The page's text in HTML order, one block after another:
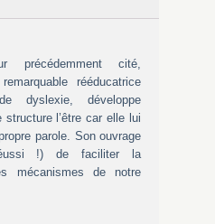
précédemment cité,
rééducatrice
dyslexie, développe
l’être car elle lui
parole. Son ouvrage
!) de faciliter la
mécanismes de notre